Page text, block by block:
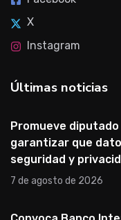
X
Instagram
Últimas noticias
Promueve
garantizar que
seguridad y
7 de agosto de 2026